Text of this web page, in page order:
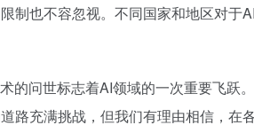
制也不容忽视。不同国家和地区对于
的问世标志着AI领域的一次重要飞跃
路充满挑战，但我们有理由相信，